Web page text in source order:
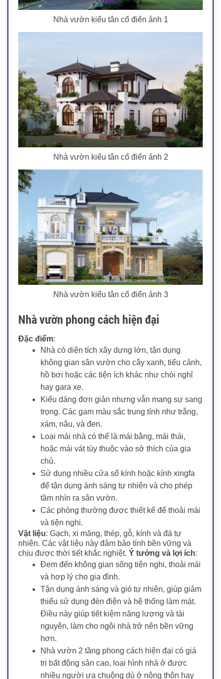
Nhà vườn kiểu tân cổ điển ảnh 1
Nhà vườn kiểu tân cổ điển ảnh 2
Nhà vườn kiểu tân cổ điển ảnh 3
Nhà vườn phong cách hiện đại
Đặc điểm:
Nhà có diện tích xây dựng lớn, tận dụng
không gian sân vườn cho cây xanh, tiểu cảnh,
hồ bơi hoặc các tiện ích khác như chòi nghỉ
hay gara xe.
Kiểu dáng đơn giản nhưng vẫn mang sự sang
trọng. Các gam màu sắc trung tính như trắng,
xám, nâu, và đen.
Loại mái nhà có thể là mái bằng, mái thái,
hoặc mái vát tùy thuộc vào sở thích của gia
chủ.
Sử dụng nhiều cửa sổ kính hoặc kính xingfa
để tận dụng ánh sáng tự nhiên và cho phép
tầm nhìn ra sân vườn.
Các phòng thường được thiết kế để thoải mái
và tiện nghi.
Vật liệu: Gạch, xi măng, thép, gỗ, kính và đá tự
nhiên. Các vật liệu này đảm bảo tính bền vững và
chịu được thời tiết khắc nghiệt. Ý tưởng và lợi ích:
Đem đến không gian sống tiện nghi, thoải mái
và hợp lý cho gia đình.
Tận dụng ánh sáng và gió tự nhiên, giúp giảm
thiểu sử dụng đèn điện và hệ thống làm mát.
Điều này giúp tiết kiệm năng lượng và tài
nguyên, làm cho ngôi nhà trở nên bền vững
hơn.
Nhà vườn 2 tầng phong cách hiện đại có giá
trị bất động sản cao, loại hình nhà ở được
nhiều người ưa chuộng dù ở nông thôn hay